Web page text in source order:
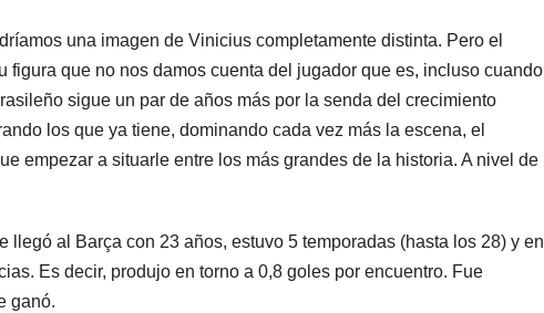
una imagen de Vinicius completamente distinta. Pero el
que no nos damos cuenta del jugador que es, incluso cuando
sigue un par de años más por la senda del crecimiento
los que ya tiene, dominando cada vez más la escena, el
empezar a situarle entre los más grandes de la historia. A nivel de
al Barça con 23 años, estuvo 5 temporadas (hasta los 28) y en
Es decir, produjo en torno a 0,8 goles por encuentro. Fue
ganó.